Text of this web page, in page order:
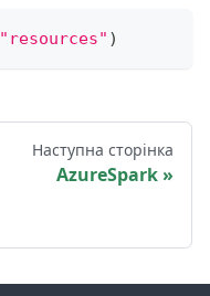
"resources" )
Наступна сторінка
AzureSpark